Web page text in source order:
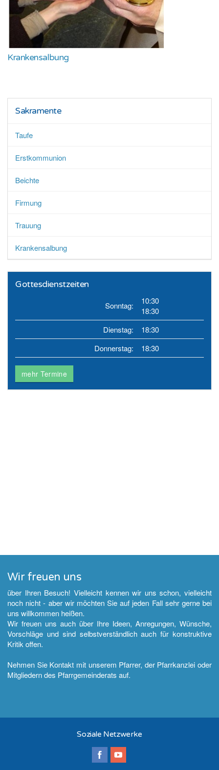
Krankensalbung
Sakramente
Taufe
Erstkommunion
Beichte
Firmung
Trauung
Krankensalbung
Gottesdienstzeiten
Sonntag:
10:30
18:30
Dienstag:
18:30
Donnerstag:
18:30
mehr Termine
Wir freuen uns
über Ihren Besuch! Vielleicht kennen wir uns schon, vielleicht
noch nicht - aber wir möchten Sie auf jeden Fall sehr gerne bei
uns willkommen heißen.
Wir freuen uns auch über Ihre Ideen, Anregungen, Wünsche,
Vorschläge und sind selbstverständlich auch für konstruktive
Kritik offen.
Nehmen Sie Kontakt mit unserem Pfarrer, der Pfarrkanzlei oder
Mitgliedern des Pfarrgemeinderats auf.
Soziale Netzwerke